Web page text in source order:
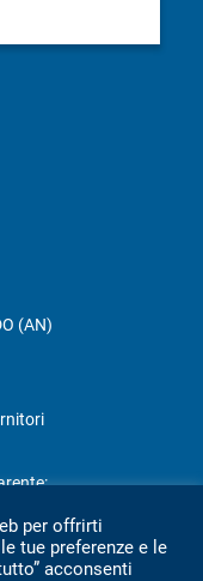
(AN)
per offrirti
tue preferenze e le
acconsenti